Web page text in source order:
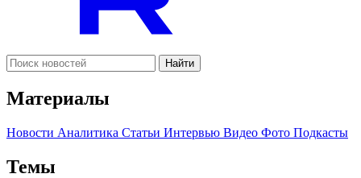
Найти
Материалы
Новости Аналитика Статьи Интервью Видео Фото Подкасты
Темы